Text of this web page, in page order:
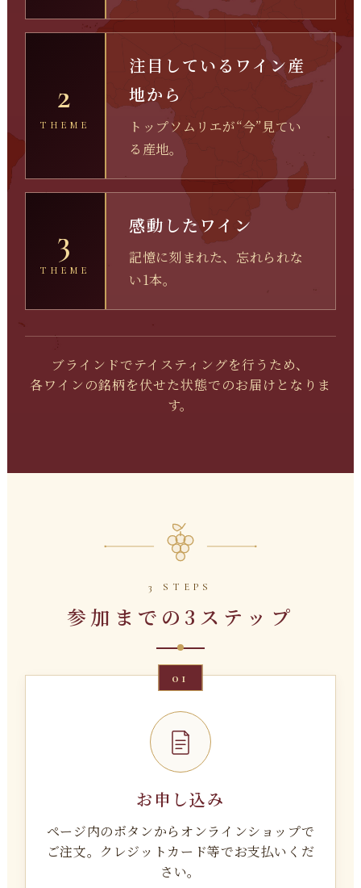
2
THEME
注目しているワイン産
地から
トップソムリエが“今”見てい
る産地。
3
THEME
感動したワイン
記憶に刻まれた、忘れられな
い1本。
ブラインドでテイスティングを行うため、
各ワインの銘柄を伏せた状態でのお届けとなりま
す。
3 STEPS
参加までの3ステップ
01
お申し込み
ページ内のボタンからオンラインショップで
ご注文。クレジットカード等でお支払いくだ
さい。